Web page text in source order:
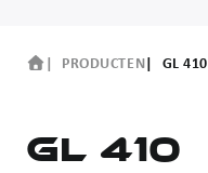
PRODUCTEN GL 410
GL 410